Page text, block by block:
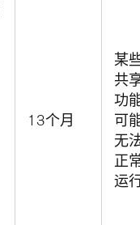
13个月
某
共
功
可
无
正
运